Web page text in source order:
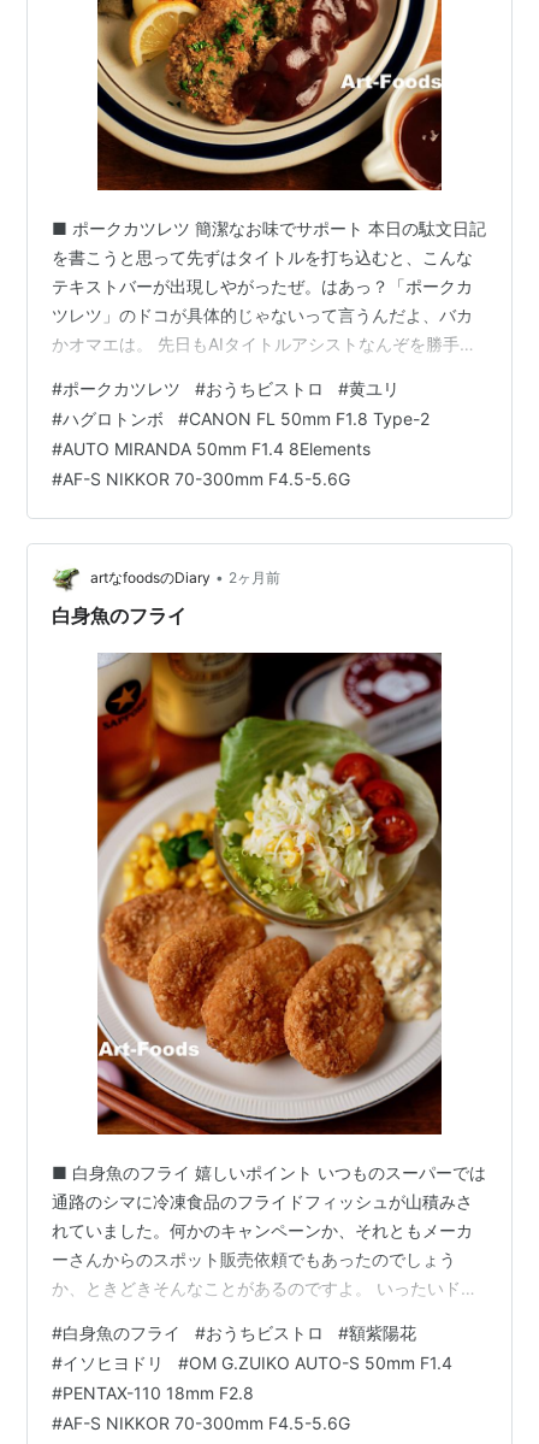
■ ポークカツレツ 簡潔なお味でサポート 本日の駄文日記
を書こうと思って先ずはタイトルを打ち込むと、こんな
テキストバーが出現しやがったぜ。はあっ？「ポークカ
ツレツ」のドコが具体的じゃないって言うんだよ、バカ
かオマエは。 先日もAIタイトルアシストなんぞを勝手に
ーなお世話もいい加減にしろ！ってんだ。こっちは20年
もこの " はてなブログ " で書いているんだぜ、別にこん
な駄文でアフェリエイトやら広告収入を得ようなんて淫
らな考えはこれっぽっちも持ってないんだからさ、アク
セス数なんてドッチでもいいんだよ、とっとと引っ込ん
でろ～このボケがぁっ！あ～吠え…
#ポークカツレツ #おうちビストロ #黄ユリ
#ハグロトンボ #CANON FL 50mm F1.8 Type-2
#AUTO MIRANDA 50mm F1.4 8Elements
#AF-S NIKKOR 70-300mm F4.5-5.6G
artなfoodsのDiary • 2ヶ月前
白身魚のフライ
■ 白身魚のフライ 嬉しいポイント いつものスーパーでは
通路のシマに冷凍食品のフライドフィッシュが山積みさ
れていました。何かのキャンペーンか、それともメーカ
ーさんからのスポット販売依頼でもあったのでしょう
か、ときどきそんなことがあるのですよ。 いったいドコ
から冷凍輸入されたものだったわけです。ラベルには "
アメリカ産すけとうだら使用 " と書かれていて、ブラン
ドは ALASKA SEAFOOD となっております。ふう～んな
るほど...きっとニッポンの商社さんが現地で製造された
#白身魚のフライ #おうちビストロ #額紫陽花
#イソヒヨドリ #OM G.ZUIKO AUTO-S 50mm F1.4
#PENTAX-110 18mm F2.8
#AF-S NIKKOR 70-300mm F4.5-5.6G